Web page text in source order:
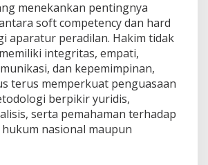
menekankan pentingnya
soft competency dan hard
aparatur peradilan. Hakim tidak
integritas, empati,
dan kepemimpinan,
terus memperkuat penguasaan
berpikir yuridis,
serta pemahaman terhadap
nasional maupun